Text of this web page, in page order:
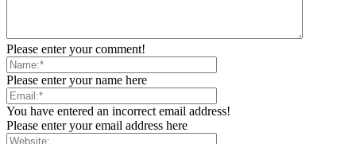
Please enter your comment!
Please enter your name here
You have entered an incorrect email address!
Please enter your email address here